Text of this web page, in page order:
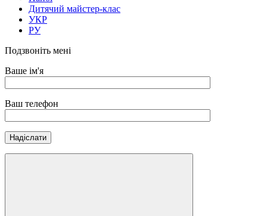
Дитячий майстер-клас
УКР
РУ
Подзвоніть мені
Ваше ім'я
Ваш телефон